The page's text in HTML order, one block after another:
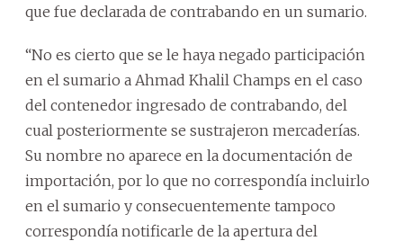
que fue declarada de contrabando en un sumario.
“No es cierto que se le haya negado participación
en el sumario a Ahmad Khalil Champs en el caso
del contenedor ingresado de contrabando, del
cual posteriormente se sustrajeron mercaderías.
Su nombre no aparece en la documentación de
importación, por lo que no correspondía incluirlo
en el sumario y consecuentemente tampoco
correspondía notificarle de la apertura del